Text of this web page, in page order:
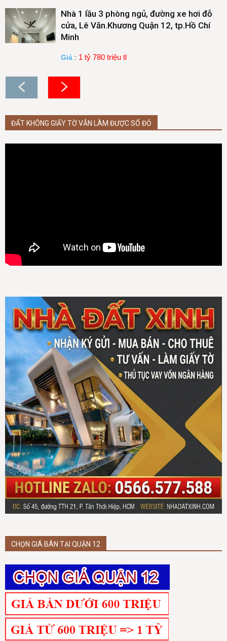
Nhà 1 lầu 3 phòng ngủ, đường xe hơi đỗ
cửa, Lê Văn.Khương Quận 12, tp.Hồ Chí
Minh
Giá : 1 tỷ 780 triệu tl
ĐẤT KHÔNG GIẤY TỜ VẪN LÀM ĐƯỢC SỔ ĐỎ
CHỌN GIÁ BÁN TẠI QUẬN 12